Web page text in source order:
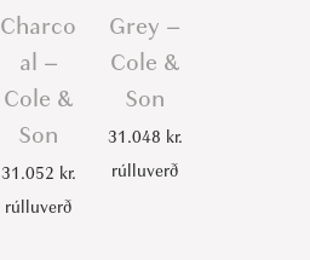
Charco
al –
Cole &
Son
31.052 kr.
rúlluverð
Grey –
Cole &
Son
31.048 kr.
rúlluverð